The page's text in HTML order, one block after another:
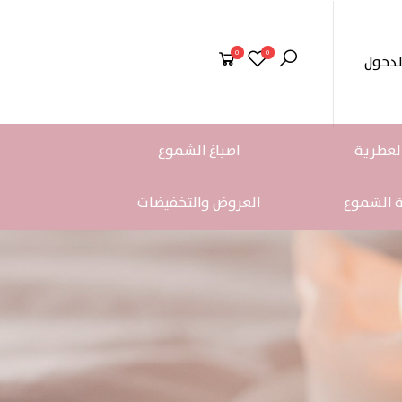
0
0
اصباغ الشموع
الشموع العروض والتخفيضات